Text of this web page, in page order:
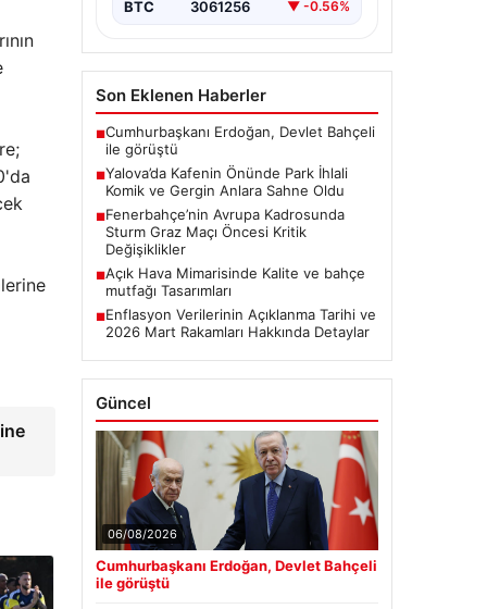
BTC 3061256 ▼ -0.56%
Son Eklenen Haberler
■Cumhurbaşkanı Erdoğan, Devlet Bahçeli
ile görüştü
■Yalova’da Kafenin Önünde Park İhlali
Komik ve Gergin Anlara Sahne Oldu
■Fenerbahçe’nin Avrupa Kadrosunda
Sturm Graz Maçı Öncesi Kritik
Değişiklikler
■Açık Hava Mimarisinde Kalite ve bahçe
mutfağı Tasarımları
■Enflasyon Verilerinin Açıklanma Tarihi ve
2026 Mart Rakamları Hakkında Detaylar
Güncel
06/08/2026
Cumhurbaşkanı Erdoğan, Devlet Bahçeli
ile görüştü